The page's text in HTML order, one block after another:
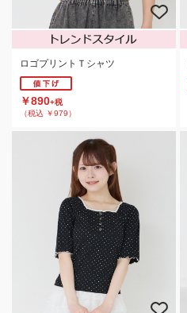
ロゴプリントＴシャツ
￥890+税
（税込 ￥979）